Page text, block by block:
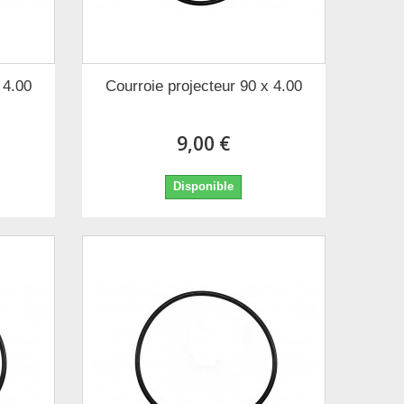
Courroie projecteur 90 x 4.00
9,00 €
Disponible